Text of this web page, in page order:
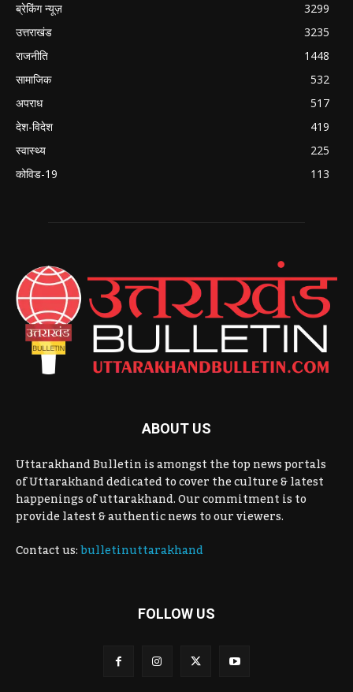
ब्रेकिंग न्यूज़
3299
उत्तराखंड
3235
राजनीति
1448
सामाजिक
532
अपराध
517
देश-विदेश
419
स्वास्थ्य
225
कोविड-19
113
ABOUT US
Uttarakhand Bulletin is amongst the top news portals
of Uttarakhand dedicated to cover the culture & latest
happenings of uttarakhand. Our commitment is to
provide latest & authentic news to our viewers.
Contact us:bulletinuttarakhand
FOLLOW US